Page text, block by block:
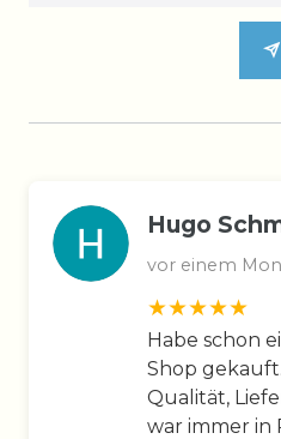
Hugo
vor einem
Habe schon
Shop
Qualität,
war immer in